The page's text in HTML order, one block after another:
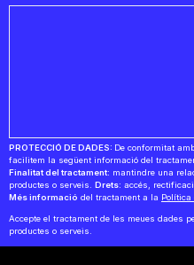
PROTECCIÓ DE DADES: De conformitat
facilitem la següent informació del
Finalitat del tractament: mantindre una
productes o serveis. Drets: accés,
Més informació del tractament a la
Accepte el tractament de les meues dades
productes o serveis.